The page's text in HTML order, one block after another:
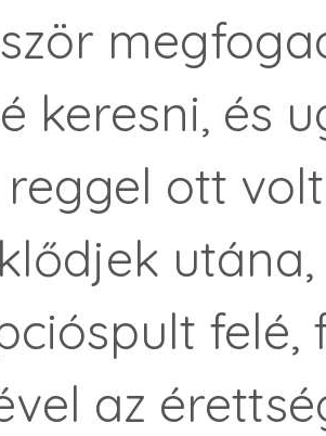
keresni, és
ott
az